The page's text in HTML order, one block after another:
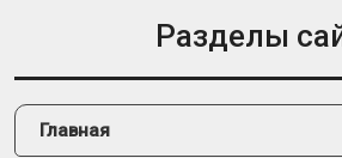
Разделы
Главная